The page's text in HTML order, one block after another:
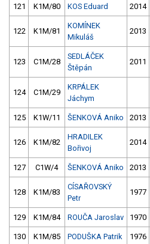
121 K1M/80 KOS Eduard 2014
122 K1M/81
KOMÍNEK
Mikuláš
2013
123 C1M/28
SEDLÁČEK
Štěpán
2011
124 C1M/29
KRPÁLEK
Jáchym
125 K1W/11 ŠENKOVÁ Aniko 2013
126 K1M/82
HRADILEK
Bořivoj
2014
127 C1W/4 ŠENKOVÁ Aniko 2013
128 K1M/83
CÍSAŘOVSKÝ
Petr
1977
129 K1M/84 ROUČA Jaroslav 1970
130 K1M/85 PODUŠKA Patrik 1976